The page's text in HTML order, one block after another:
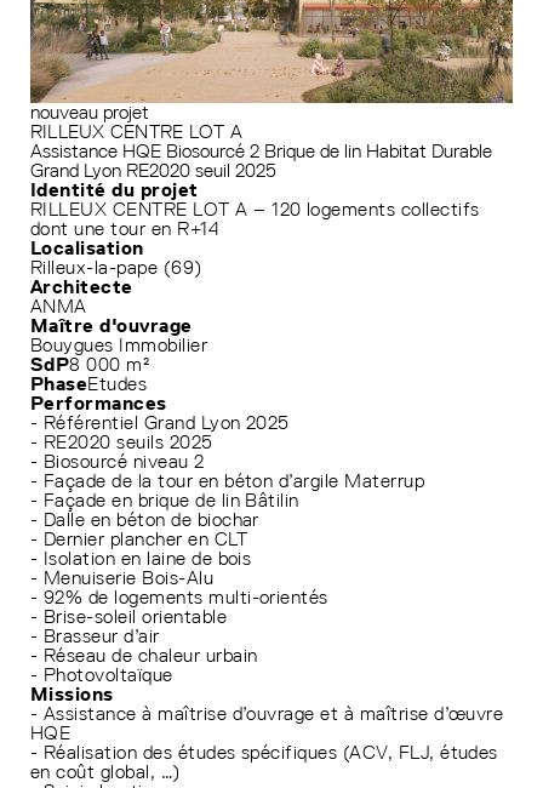
nouveau projet
RILLEUX CENTRE LOT A
Assistance HQE Biosourcé 2 Brique de lin Habitat Durable
Grand Lyon RE2020 seuil 2025
Identité du projet
RILLEUX CENTRE LOT A – 120 logements collectifs
dont une tour en R+14
Localisation
Rilleux-la-pape (69)
Architecte
ANMA
Maître d'ouvrage
Bouygues Immobilier
SdP8 000 m²
PhaseEtudes
Performances
- Référentiel Grand Lyon 2025
- RE2020 seuils 2025
- Biosourcé niveau 2
- Façade de la tour en béton d’argile Materrup
- Façade en brique de lin Bâtilin
- Dalle en béton de biochar
- Dernier plancher en CLT
- Isolation en laine de bois
- Menuiserie Bois-Alu
- 92% de logements multi-orientés
- Brise-soleil orientable
- Brasseur d’air
- Réseau de chaleur urbain
- Photovoltaïque
Missions
- Assistance à maîtrise d’ouvrage et à maîtrise d’œuvre
HQE
- Réalisation des études spécifiques (ACV, FLJ, études
en coût global, …)